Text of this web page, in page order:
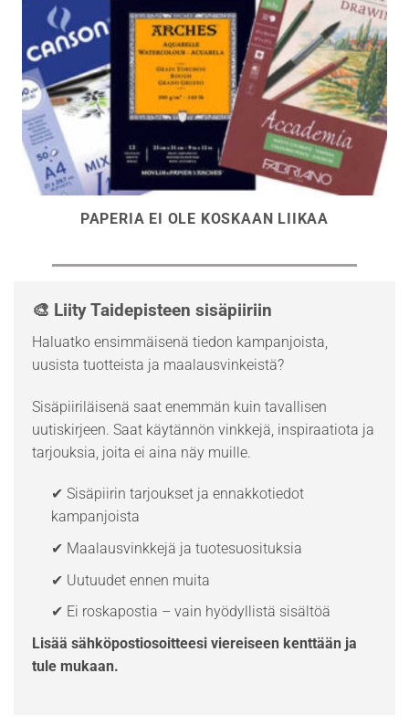
PAPERIA EI OLE KOSKAAN LIIKAA
🎨 Liity Taidepisteen sisäpiiriin
Haluatko ensimmäisenä tiedon kampanjoista,
uusista tuotteista ja maalausvinkeistä?
Sisäpiiriläisenä saat enemmän kuin tavallisen
uutiskirjeen. Saat käytännön vinkkejä, inspiraatiota ja
tarjouksia, joita ei aina näy muille.
✔ Sisäpiirin tarjoukset ja ennakkotiedot
kampanjoista
✔ Maalausvinkkejä ja tuotesuosituksia
✔ Uutuudet ennen muita
✔ Ei roskapostia – vain hyödyllistä sisältöä
Lisää sähköpostiosoitteesi viereiseen kenttään ja
tule mukaan.